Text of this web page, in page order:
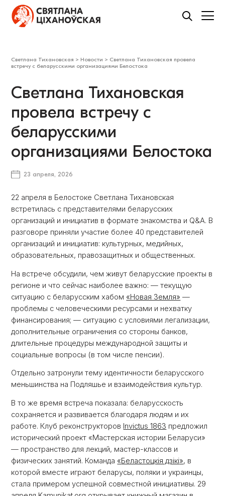
Светлана Тихановская > Новости > Светлана Тихановская провела
встречу с беларусскими организациями Белостока
Светлана Тихановская
провела встречу с
беларусскими
организациями Белостока
23 апреля, 2026
22 апреля в Белостоке Светлана Тихановская
встретилась с представителями беларусских
организаций и инициатив в формате знакомства и Q&A. В
разговоре приняли участие более 40 представителей
организаций и инициатив: культурных, медийных,
образовательных, правозащитных и общественных.
На встрече обсудили, чем живут беларусские проекты в
регионе и что сейчас наиболее важно: — текущую
ситуацию с беларусским хабом «Новая Земля» —
проблемы с человеческими ресурсами и нехватку
финансирования; — ситуацию с условиями легализации,
дополнительные ограничения со стороны банков,
длительные процедуры международной защиты и
социальные вопросы (в том числе пенсии).
Отдельно затронули тему идентичности беларусского
меньшинства на Подляшье и взаимодействия культур.
В то же время встреча показала: беларусскость
сохраняется и развивается благодаря людям и их
работе. Клуб реконструкторов Invictus 1863 предложил
исторический проект «Мастерская истории Беларуси»
— пространство для лекций, мастер-классов и
физических занятий. Команда «Беластоцкія дзікі», в
которой вместе играют беларусы, поляки и украинцы,
стала примером успешной совместной инициативы. 29